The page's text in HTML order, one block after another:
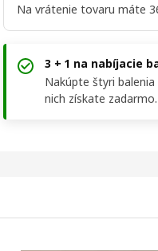
Na vrátenie tovaru máte
3 + 1 na nabíjacie
Nakúpte štyri
nich získate zadarmo.